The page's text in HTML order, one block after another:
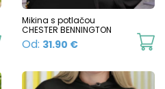
chosen
page
This
has
Mikina s potlačou
CHESTER BENNINGTON
Od: 31.90 €